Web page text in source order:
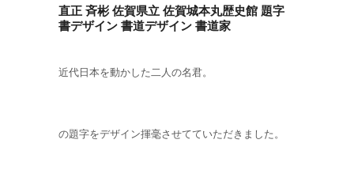
直正 斉彬 佐賀県立 佐賀城本丸歴史館 題字
書デザイン 書道デザイン 書道家
近代日本を動かした二人の名君。
の題字をデザイン揮毫させてていただきました。